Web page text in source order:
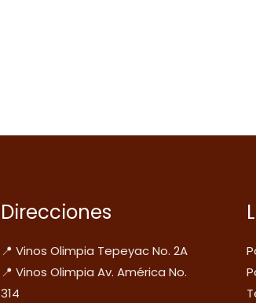
Direcciones
📍 Vinos Olimpia Tepeyac No. 2A
📍 Vinos Olimpia Av. América No.
314